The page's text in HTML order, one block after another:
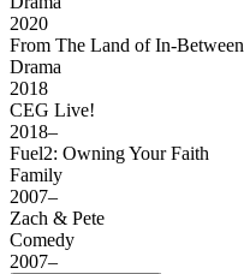
2020
From The Land of In-Between
Drama
2018
CEG Live!
2018–
Fuel2: Owning Your Faith
Family
2007–
Zach & Pete
Comedy
2007–